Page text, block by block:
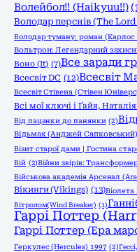
Волейбол!! (Haikyuu!!)
Володар перснів (The
Володар туману: роман (Карлос
Вольтрон: Легендарний
Воно (It) (7)Все заради
Всесвіт DC (12)Всесвіт
Всесвіт Стівена (Стівен
Всі мої ключі і Ґайя,
Від пацанки до панянки (2)
Відьмак (Анджей Сапковський)
Візит старої дами | Гостина
Вій (2)Війни звірів:
Військова академія Арсенал
Вікинги (Vikings) (13)
Вітролом(Wind Breaker) (1)
Гаррі Поттер
Гаррі Поттер (Ера
Геркулес (Hercules) 1997 (2)